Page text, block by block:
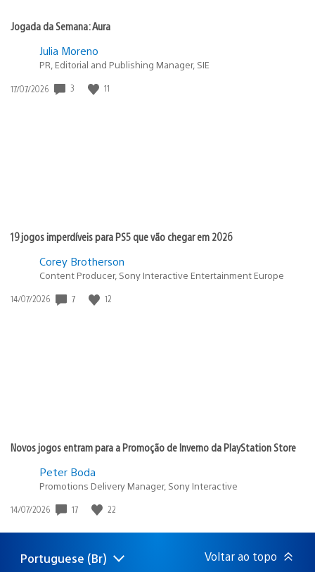
Jogada da Semana: Aura
Julia Moreno
PR, Editorial and Publishing Manager, SIE
Data
17/07/2026 3 11
19 jogos imperdíveis para PS5 que vão chegar em 2026
Corey Brotherson
Content Producer, Sony Interactive Entertainment Europe
Data
14/07/2026 7 12
Novos jogos entram para a Promoção de Inverno da PlayStation Store
Peter Boda
Promotions Delivery Manager, Sony Interactive
Data
publicação:
14/07/2026 17 22
Selecione
Região
Portuguese (Br) Voltar ao topo